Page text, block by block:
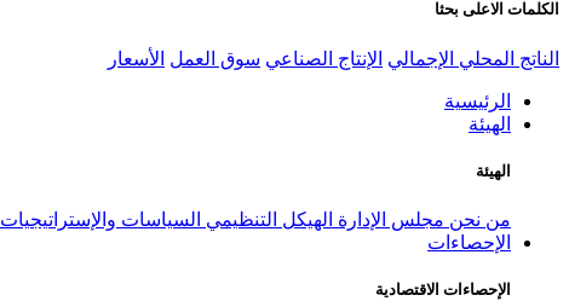
الكلمات الاعلى بحثا
الناتج المحلي الإجمالي الإنتاج الصناعي سوق العمل الأسعار
الرئيسية
الهيئة
الهيئة
من نحن مجلس الإدارة الهيكل التنظيمي السياسات والإستراتيجيات
الإحصاءات
الإحصاءات الاقتصادية